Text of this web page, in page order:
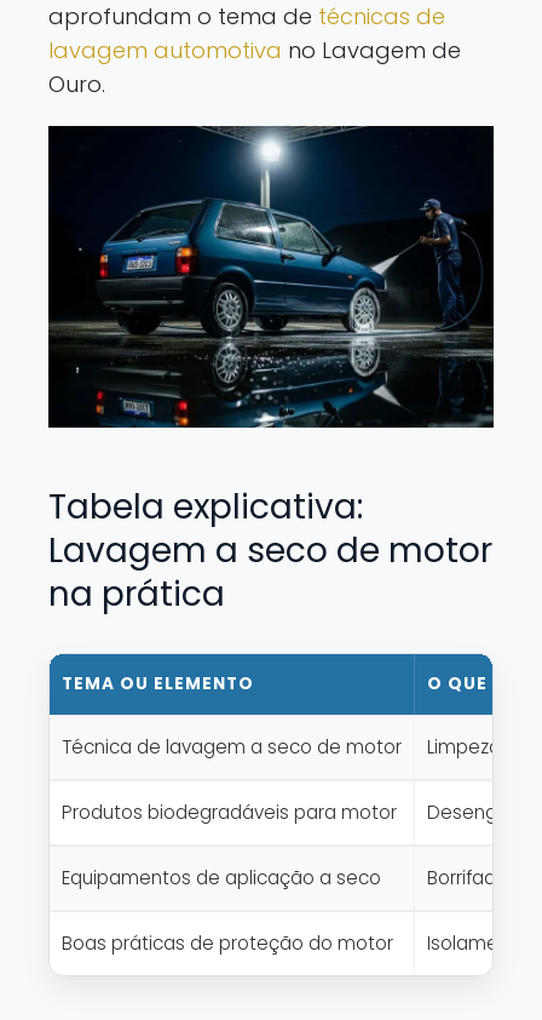
aprofundam o tema de técnicas de
lavagem automotiva no Lavagem de
Ouro.
Tabela explicativa:
Lavagem a seco de motor
na prática
TEMA OU ELEMENTO O QUE
Técnica de lavagem a seco de motor Limpeza do
Produtos biodegradáveis para motor
Equipamentos de aplicação a seco
Boas práticas de proteção do motor Isolamento